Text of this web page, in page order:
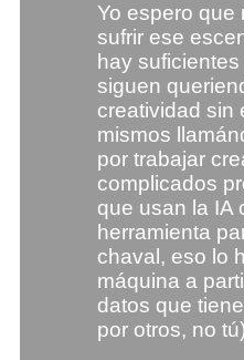
Yo espero que
sufrir ese
hay
siguen
creatividad sin
mismos
por trabajar
complicados
que usan la IA
herramienta
chaval, eso lo
máquina a
datos que
por otros, no